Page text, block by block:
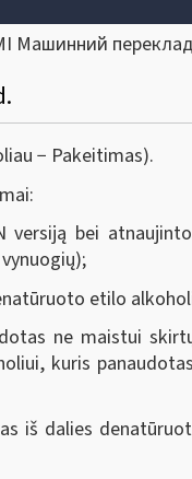
Машинний
− Pakeitimas).
versiją bei
etilo
ne maistui
kuris
iš dalies